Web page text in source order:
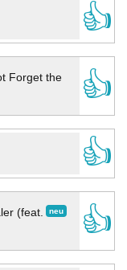
👍
Forget the
👍
👍
neu
(feat.
👍